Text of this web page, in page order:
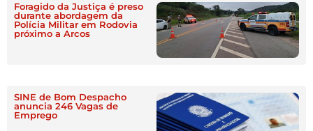
Foragido da Justiça é preso
durante abordagem da
Polícia Militar em Rodovia
próximo a Arcos
SINE de Bom Despacho
anuncia 246 Vagas de
Emprego